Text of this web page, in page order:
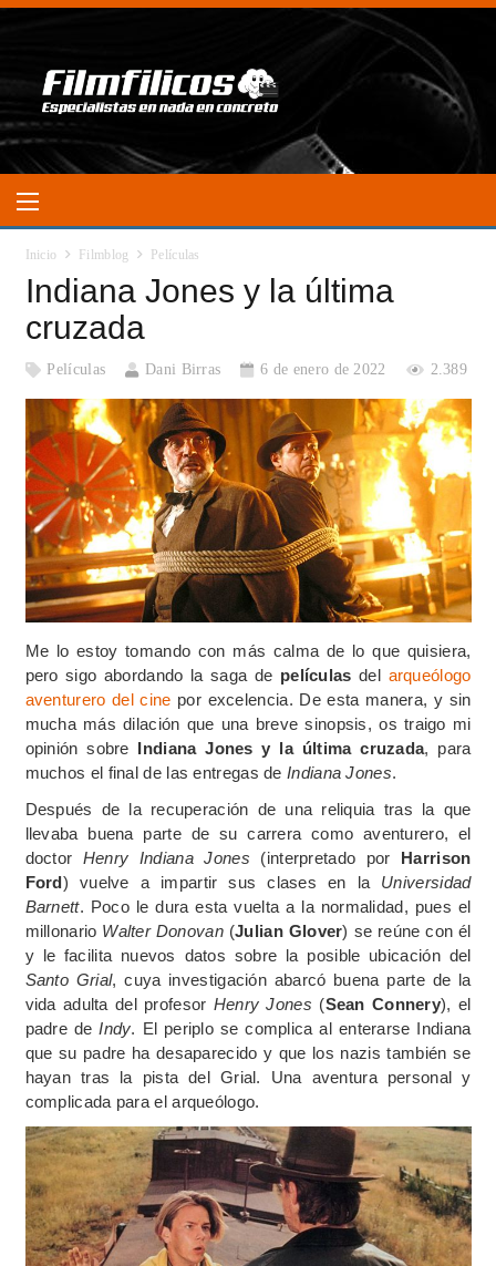
Inicio Filmblog Películas
Indiana Jones y la última
cruzada
Películas Dani Birras 6 de enero de 2022 2.389
Me lo estoy tomando con más calma de lo que quisiera,
pero sigo abordando la saga de películas del arqueólogo
aventurero del cine por excelencia. De esta manera, y sin
mucha más dilación que una breve sinopsis, os traigo mi
opinión sobre Indiana Jones y la última cruzada, para
muchos el final de las entregas deIndiana Jones.
Después de la recuperación de una reliquia tras la que
llevaba buena parte de su carrera como aventurero, el
doctor Henry Indiana Jones (interpretado por Harrison
Ford) vuelve a impartir sus clases en la Universidad
Barnett. Poco le dura esta vuelta a la normalidad, pues el
millonario Walter Donovan(Julian Glover) se reúne con él
y le facilita nuevos datos sobre la posible ubicación del
Santo Grial, cuya investigación abarcó buena parte de la
vida adulta del profesor Henry Jones (Sean Connery), el
padre deIndy. El periplo se complica al enterarse Indiana
que su padre ha desaparecido y que los nazis también se
hayan tras la pista del Grial. Una aventura personal y
complicada para el arqueólogo.